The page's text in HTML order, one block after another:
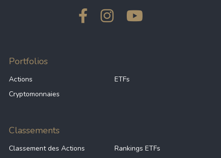
Portfolios
Actions
ETFs
Cryptomonnaies
Classements
Classement des Actions
Rankings ETFs